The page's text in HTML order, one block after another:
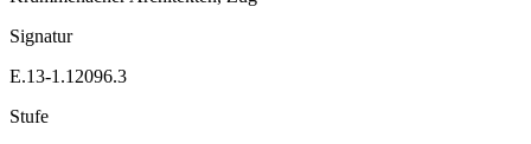
Signatur
E.13-1.12096.3
Stufe